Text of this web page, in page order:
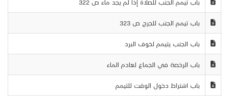
باب تيمم الجنب للصلاة إذا لم يجد ماء ص 322
باب تيمم الجنب للجرح ص 323
باب الجنب يتيمم لخوف البرد
باب الرخصة في الجماع لعادم الماء
باب اشتراط دخول الوقت للتيمم